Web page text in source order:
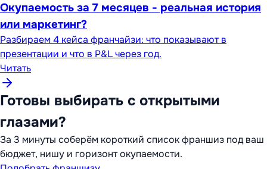
Окупаемость за 7 месяцев - реальная история
или маркетинг?
Разбираем 4 кейса франчайзи: что показывают в
презентации и что в P&L через год.
Читать
Готовы выбирать с открытыми
глазами?
За 3 минуты соберём короткий список франшиз под ваш
бюджет, нишу и горизонт окупаемости.